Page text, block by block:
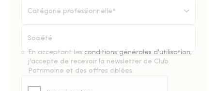
Catégorie professionnelle*
En acceptant les conditions générales d'utilisation,
j'accepte de recevoir la newsletter de Club
Patrimoine et des offres ciblées.